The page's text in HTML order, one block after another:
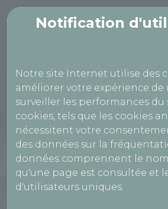
Notification
Notre site Internet utilise des
améliorer votre expérience
surveiller les performances du
cookies, tels que les cookies
nécessitent votre
des données sur la
données comprennent le
qu'une page est consultée et
d'utilisateurs uniques.
49 Avenue Jean